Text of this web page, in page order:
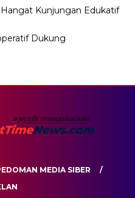
Kunjungan Edukatif
Dukung
MEDIA SIBER